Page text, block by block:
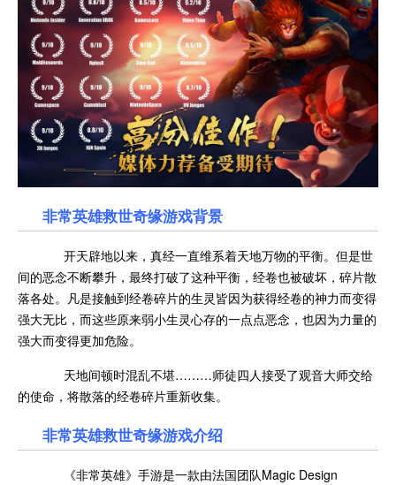
非常英雄救世奇缘游戏背景
开天辟地以来，真经一直维系着天地万物的平衡。但是世
间的恶念不断攀升，最终打破了这种平衡，经卷也被破坏，碎片散
落各处。凡是接触到经卷碎片的生灵皆因为获得经卷的神力而变得
强大无比，而这些原来弱小生灵心存的一点点恶念，也因为力量的
强大而变得更加危险。
天地间顿时混乱不堪………师徒四人接受了观音大师交给
的使命，将散落的经卷碎片重新收集。
非常英雄救世奇缘游戏介绍
《非常英雄》手游是一款由法国团队Magic Design